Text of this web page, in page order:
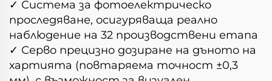
✓ Система за фотоелектрическо
проследяване, осигуряваща реално
наблюдение на 32 производствени етапа
✓ Серво прецизно дозиране на дъното на
хартията (повтаряема точност ±0,3